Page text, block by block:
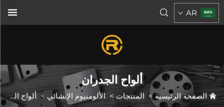
AR
ألواح الجدران
الصفحة الرئيسية> المنتجات > الألومنيوم الإنشائي > ألواح الجدران